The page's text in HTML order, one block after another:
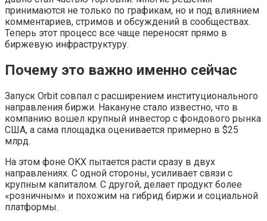
принимаются не только по графикам, но и под влиянием
комментариев, стримов и обсуждений в сообществах.
Теперь этот процесс все чаще переносят прямо в
биржевую инфраструктуру.
Почему это важно именно сейчас
Запуск Orbit совпал с расширением институционального
направления биржи. Накануне стало известно, что в
компанию вошел крупный инвестор с фондового рынка
США, а сама площадка оценивается примерно в $25
млрд.
На этом фоне OKX пытается расти сразу в двух
направлениях. С одной стороны, усиливает связи с
крупным капиталом. С другой, делает продукт более
«розничным» и похожим на гибрид биржи и социальной
платформы.